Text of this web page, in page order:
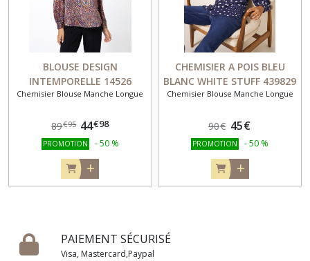
BLOUSE DESIGN
INTEMPORELLE 14526
Chemisier Blouse Manche Longue
89€95 44€98
PROMOTION -50 %
CHEMISIER A POIS BLEU
BLANC WHITE STUFF 439829
Chemisier Blouse Manche Longue
90€ 45€
PROMOTION -50 %
PAIEMENT SÉCURISÉ
Visa, Mastercard,Paypal